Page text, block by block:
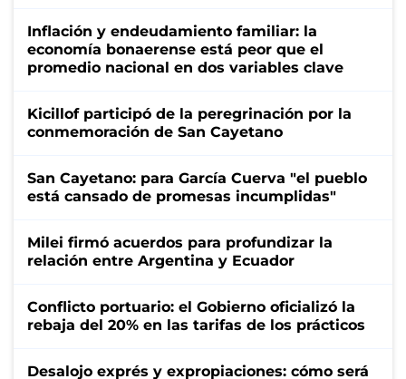
Inflación y endeudamiento familiar: la
economía bonaerense está peor que el
promedio nacional en dos variables clave
Kicillof participó de la peregrinación por la
conmemoración de San Cayetano
San Cayetano: para García Cuerva "el pueblo
está cansado de promesas incumplidas"
Milei firmó acuerdos para profundizar la
relación entre Argentina y Ecuador
Conflicto portuario: el Gobierno oficializó la
rebaja del 20% en las tarifas de los prácticos
Desalojo exprés y expropiaciones: cómo será